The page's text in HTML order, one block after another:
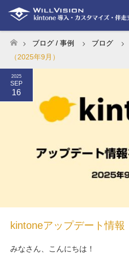
ホーム
ブログ / 事例 ブログ
（2025年9月）
2025
SEP
16
kintoneアップデート情報
みなさん、こんにちは！